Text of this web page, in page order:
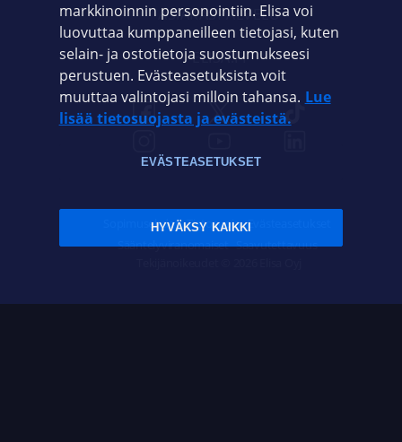
ASIAKASPALVELU
ELISA.FI
Sopimusehdot Tietosuoja Evästeasetukset
Sääntelyviranomaiset Saavutettavuus
markkinoinnin personointiin. Elisa voi
luovuttaa kumppaneilleen tietojasi, kuten
selain- ja ostotietoja suostumukseesi
perustuen. Evästeasetuksista voit
muuttaa valintojasi milloin tahansa. Lue
lisää tietosuojasta ja evästeistä.
EVÄSTEASETUKSET
HYVÄKSY KAIKKI